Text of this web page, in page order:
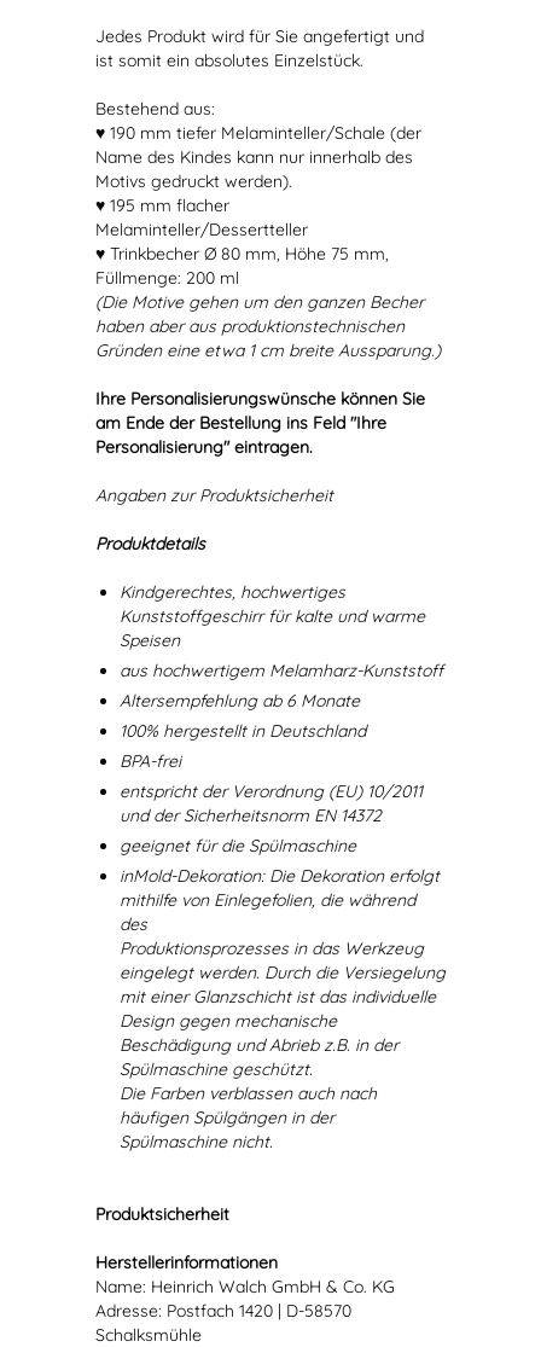
Jedes Produkt wird für Sie angefertigt und
ist somit ein absolutes Einzelstück.
Bestehend aus:
♥ 190 mm tiefer Melaminteller/Schale (der
Name des Kindes kann nur innerhalb des
Motivs gedruckt werden).
♥ 195 mm flacher
Melaminteller/Dessertteller
♥ Trinkbecher Ø 80 mm, Höhe 75 mm,
Füllmenge: 200 ml
(Die Motive gehen um den ganzen Becher
haben aber aus produktionstechnischen
Gründen eine etwa 1 cm breite Aussparung.)
Ihre Personalisierungswünsche können Sie
am Ende der Bestellung ins Feld "Ihre
Personalisierung" eintragen.
Angaben zur Produktsicherheit
Produktdetails
Kindgerechtes, hochwertiges
Kunststoffgeschirr für kalte und warme
Speisen
aus hochwertigem Melamharz-Kunststoff
Altersempfehlung ab 6 Monate
100% hergestellt in Deutschland
BPA-frei
entspricht der Verordnung (EU) 10/2011
und der Sicherheitsnorm EN 14372
geeignet für die Spülmaschine
inMold-Dekoration: Die Dekoration erfolgt
mithilfe von Einlegefolien, die während
des
Produktionsprozesses in das Werkzeug
eingelegt werden. Durch die Versiegelung
mit einer Glanzschicht ist das individuelle
Design gegen mechanische
Beschädigung und Abrieb z.B. in der
Spülmaschine geschützt.
Die Farben verblassen auch nach
häufigen Spülgängen in der
Spülmaschine nicht.
Produktsicherheit
Herstellerinformationen
Name: Heinrich Walch GmbH & Co. KG
Adresse: Postfach 1420 | D-58570
Schalksmühle